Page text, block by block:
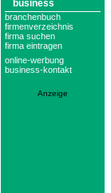
business
branchenbuch
firmenverzeichnis
firma suchen
firma eintragen
online-werbung
business-kontakt
Anzeige